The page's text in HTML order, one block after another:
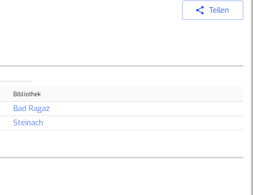
Teilen
Bibliothek
Bad Ragaz
Steinach